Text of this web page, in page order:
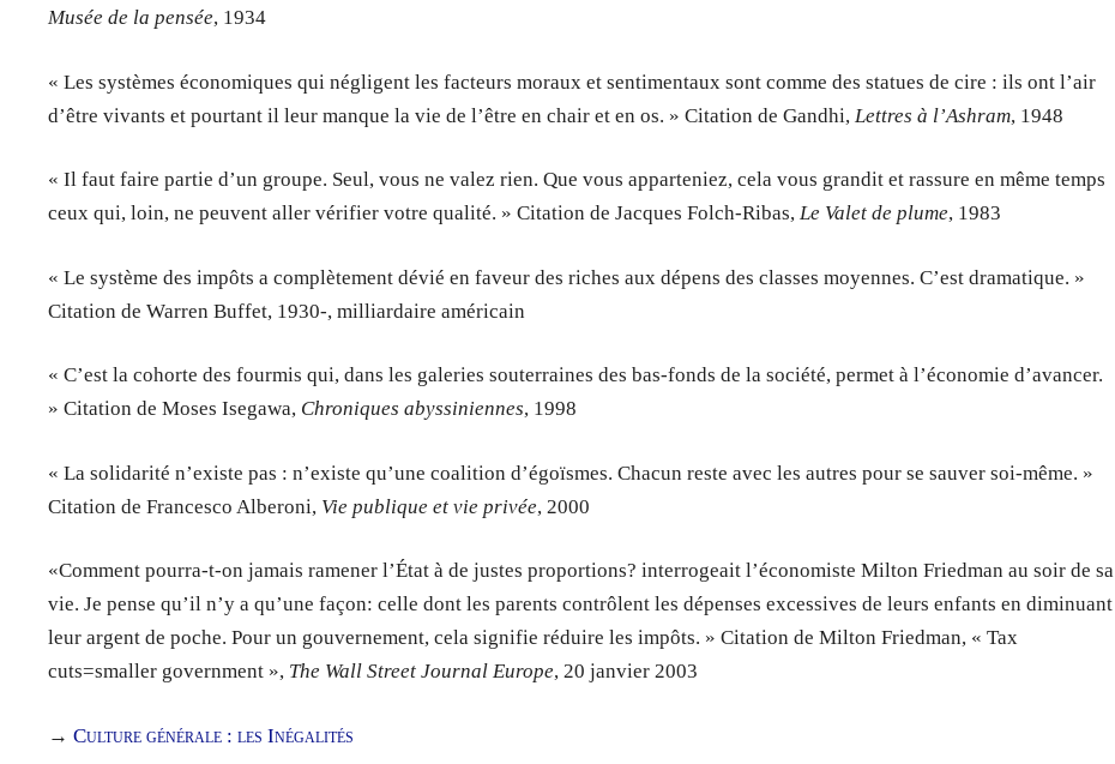
Musée de la pensée, 1934
« Les systèmes économiques qui négligent les facteurs moraux et sentimentaux sont comme des statues de cire : ils ont l’air
d’être vivants et pourtant il leur manque la vie de l’être en chair et en os. » Citation de Gandhi, Lettres à l’Ashram, 1948
« Il faut faire partie d’un groupe. Seul, vous ne valez rien. Que vous apparteniez, cela vous grandit et rassure en même temps
ceux qui, loin, ne peuvent aller vérifier votre qualité. » Citation de Jacques Folch-Ribas,Le Valet de plume, 1983
« Le système des impôts a complètement dévié en faveur des riches aux dépens des classes moyennes. C’est dramatique. »
Citation de Warren Buffet, 1930-, milliardaire américain
« C’est la cohorte des fourmis qui, dans les galeries souterraines des bas-fonds de la société, permet à l’économie d’avancer.
» Citation de Moses Isegawa, Chroniques abyssiniennes, 1998
« La solidarité n’existe pas : n’existe qu’une coalition d’égoïsmes. Chacun reste avec les autres pour se sauver soi-même. »
Citation de Francesco Alberoni, Vie publique et vie privée, 2000
«Comment pourra-t-on jamais ramener l’État à de justes proportions? interrogeait l’économiste Milton Friedman au soir de sa
vie. Je pense qu’il n’y a qu’une façon: celle dont les parents contrôlent les dépenses excessives de leurs enfants en diminuant
leur argent de poche. Pour un gouvernement, cela signifie réduire les impôts. » Citation de Milton Friedman, « Tax
cuts=smaller government », The Wall Street Journal Europe, 20 janvier 2003
→Culture générale : les Inégalités